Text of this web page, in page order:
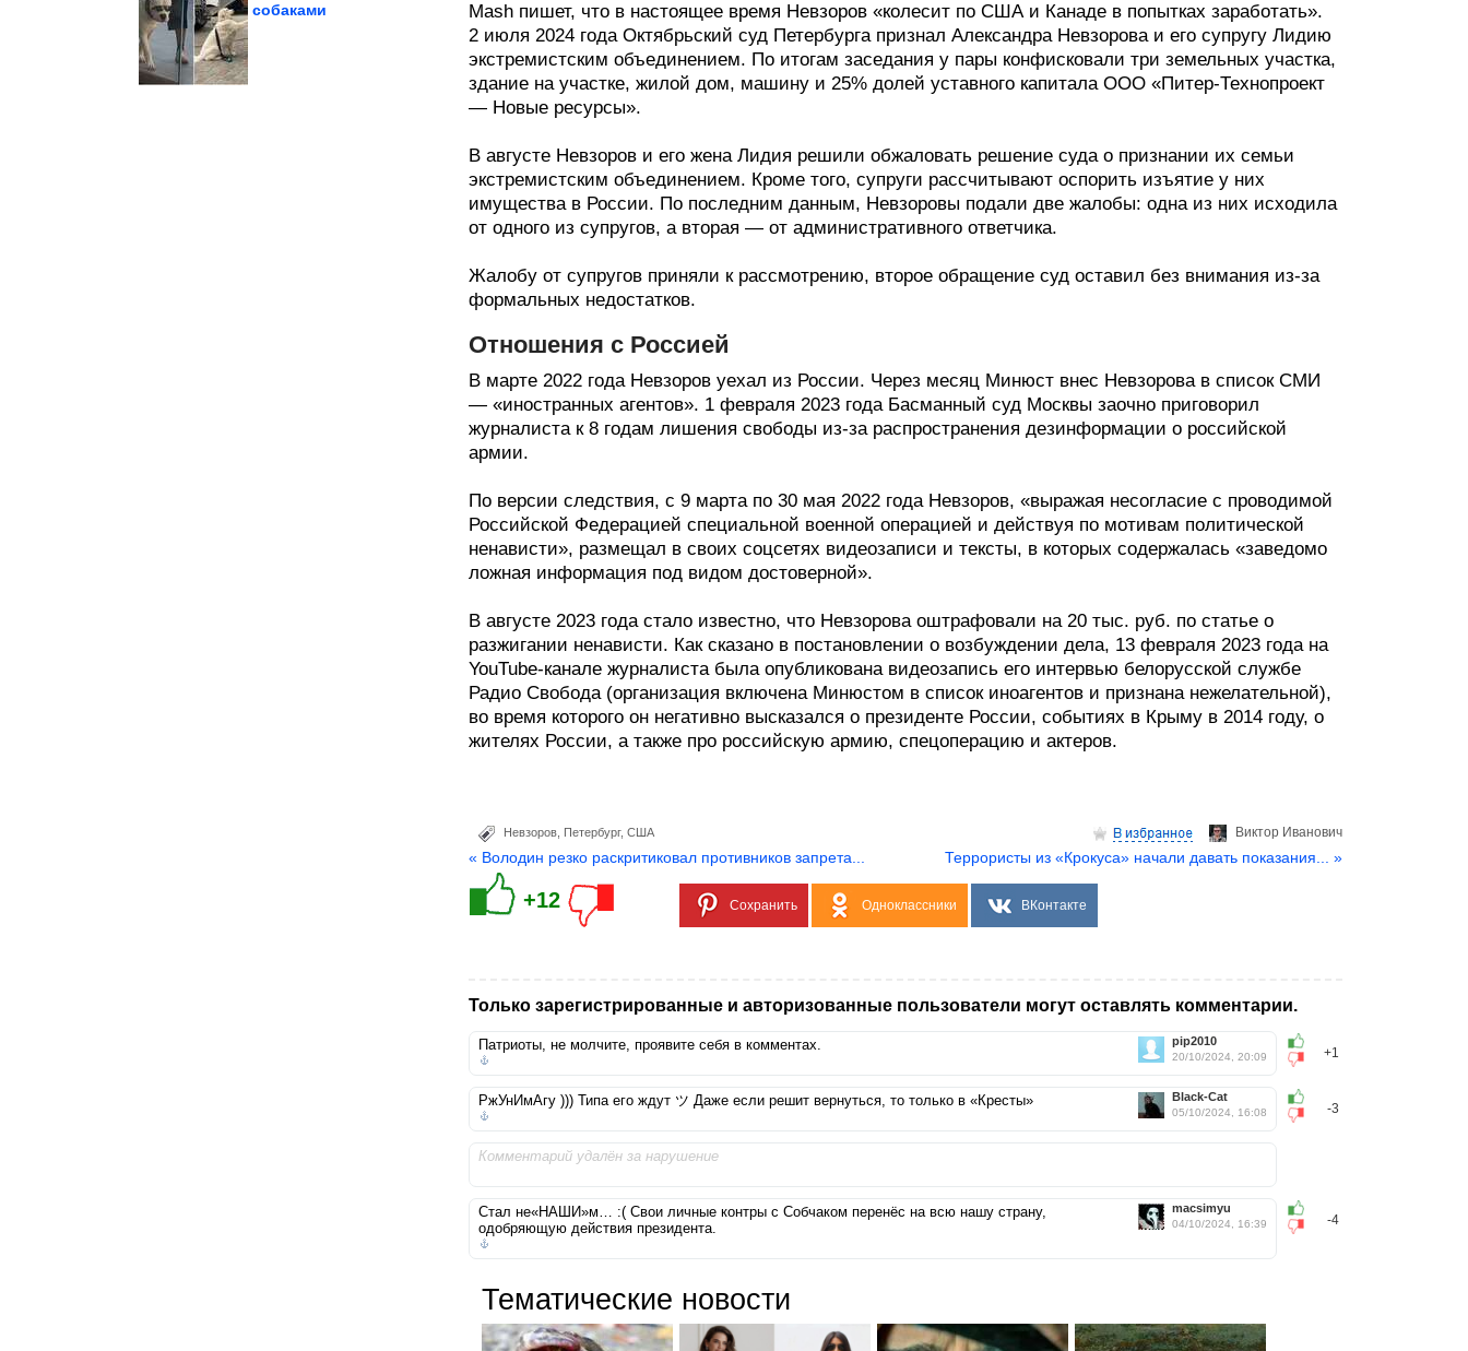
собаками
Mash пишет, что в настоящее время Невзоров «колесит по США и Канаде в попытках заработать».
2 июля 2024 года Октябрьский суд Петербурга признал Александра Невзорова и его супругу Лидию
экстремистским объединением. По итогам заседания у пары конфисковали три земельных участка,
здание на участке, жилой дом, машину и 25% долей уставного капитала ООО «Питер-Технопроект
— Новые ресурсы».
В августе Невзоров и его жена Лидия решили обжаловать решение суда о признании их семьи
экстремистским объединением. Кроме того, супруги рассчитывают оспорить изъятие у них
имущества в России. По последним данным, Невзоровы подали две жалобы: одна из них исходила
от одного из супругов, а вторая — от административного ответчика.
Жалобу от супругов приняли к рассмотрению, второе обращение суд оставил без внимания из-за
формальных недостатков.
Отношения с Россией
В марте 2022 года Невзоров уехал из России. Через месяц Минюст внес Невзорова в список СМИ
— «иностранных агентов». 1 февраля 2023 года Басманный суд Москвы заочно приговорил
журналиста к 8 годам лишения свободы из-за распространения дезинформации о российской
армии.
По версии следствия, с 9 марта по 30 мая 2022 года Невзоров, «выражая несогласие с проводимой
Российской Федерацией специальной военной операцией и действуя по мотивам политической
ненависти», размещал в своих соцсетях видеозаписи и тексты, в которых содержалась «заведомо
ложная информация под видом достоверной».
В августе 2023 года стало известно, что Невзорова оштрафовали на 20 тыс. руб. по статье о
разжигании ненависти. Как сказано в постановлении о возбуждении дела, 13 февраля 2023 года на
YouTube-канале журналиста была опубликована видеозапись его интервью белорусской службе
Радио Свобода (организация включена Минюстом в список иноагентов и признана нежелательной),
во время которого он негативно высказался о президенте России, событиях в Крыму в 2014 году, о
жителях России, а также про российскую армию, спецоперацию и актеров.
Виктор Иванович
Невзоров Петербург, США
« Володин резко раскритиковал противников запрета... Террористы из «Крокуса» начали давать показания... »
+12 Сохранить Одноклассники ВКонтакте
Только зарегистрированные и авторизованные пользователи могут оставлять комментарии.
+1
pip2010
20/10/2024, 20:09
Патриоты, не молчите, проявите себя в комментах.
-3
Black-Cat
05/10/2024, 16:08
РжУнИмАгу ))) Типа его ждут ツ Даже если решит вернуться, то только в «Кресты»
Комментарий удалён за нарушение
-4
macsimyu
04/10/2024, 16:39
Стал не«НАШИ»м… :( Свои личные контры с Собчаком перенёс на всю нашу страну,
одобряющую действия президента.
Тематические новости